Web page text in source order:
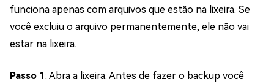
funciona apenas com arquivos que estão na lixeira. Se
você excluiu o arquivo permanentemente, ele não vai
estar na lixeira.
Passo 1: Abra a lixeira. Antes de fazer o backup você